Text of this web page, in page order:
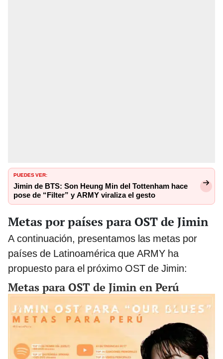
PUEDES VER:
Jimin de BTS: Son Heung Min del Tottenham hace
pose de “Filter” y ARMY viraliza el gesto
Metas por países para OST de Jimin
A continuación, presentamos las metas por
países de Latinoamérica que ARMY ha
propuesto para el próximo OST de Jimin:
Metas para OST de Jimin en Perú